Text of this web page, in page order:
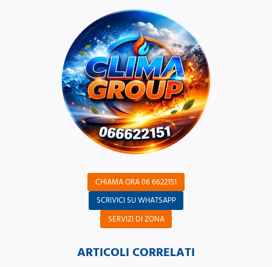
CHIAMA ORA 06 6622151
SCRIVICI SU WHATSAPP
SERVIZI DI ZONA
ARTICOLI CORRELATI